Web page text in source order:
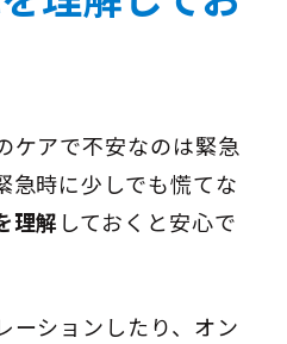
ケアで不安なのは緊急
急時に少しでも慌てな
理解 しておくと安心で
ーションしたり、オン